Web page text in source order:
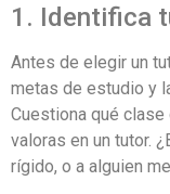
1. Identifica
Antes de elegir un
metas de estudio y
Cuestiona qué
valoras en un tutor.
rígido, o a alguien